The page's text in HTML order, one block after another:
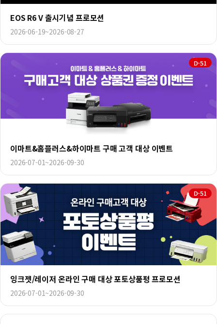
EOS R6 V 출시기념 프로모션
2026-06-19~2026-08-27
D-51
이마트&홈플러스&하이마트 구매 고객 대상 이벤트
2026-07-01~2026-09-30
D-51
잉크젯/레이저 온라인 구매 대상 포토상품평 프로모션
2026-07-01~2026-09-30